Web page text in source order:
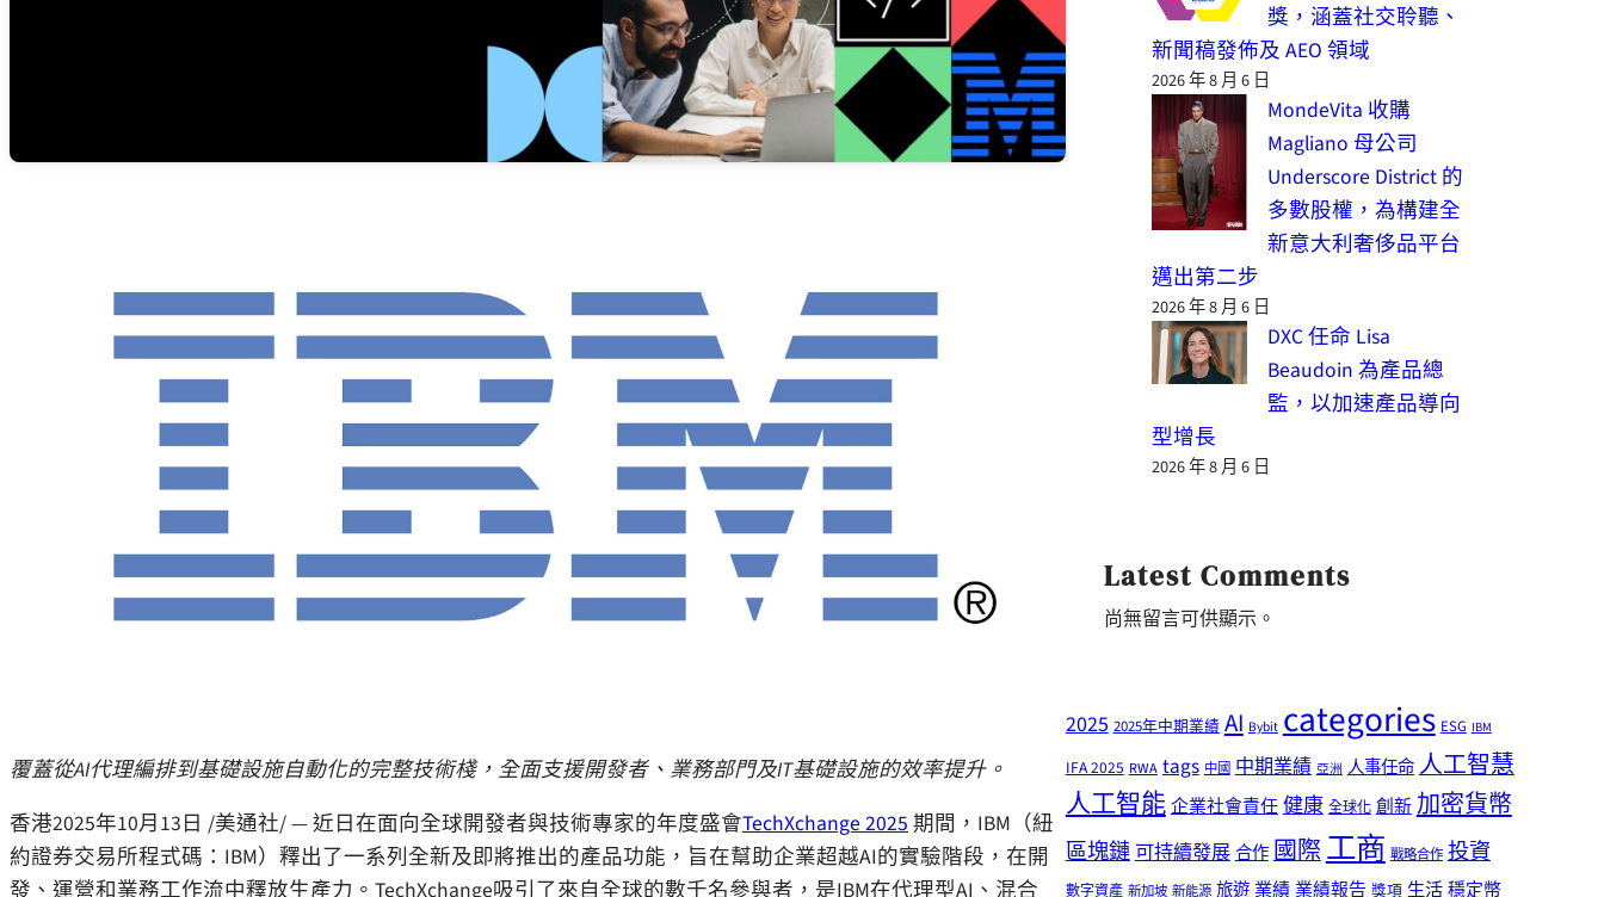
覆蓋從AI代理編排到基礎設施自動化的完整技術棧，全面支援開發者、業務部門及IT基礎設施的效率提升。
香港2025年10月13日 /美通社/ — 近日在面向全球開發者與技術專家的年度盛會TechXchange 2025期間，IBM（紐
約證券交易所程式碼：IBM）釋出了一系列全新及即將推出的產品功能，旨在幫助企業超越AI的實驗階段，在開
發、運營和業務工作流中釋放生產力。TechXchange吸引了來自全球的數千名參與者，是IBM在代理型AI、混合
獎，涵蓋社交聆聽、
新聞稿發佈及 AEO 領域
2026 年 8 月 6 日
MondeVita 收購
Magliano 母公司
Underscore District 的
多數股權，為構建全
新意大利奢侈品平台
邁出第二步
2026 年 8 月 6 日
DXC 任命 Lisa
Beaudoin 為產品總
監，以加速產品導向
型增長
2026 年 8 月 6 日
Latest Comments
尚無留言可供顯示。
2025 2025年中期業績 AI Bybit categories ESG IBM
IFA 2025 RWA tags 中國 中期業績 亞洲 人事任命人工智慧
人工智能企業社會責任健康 全球化 創新 加密貨幣
區塊鏈可持續發展合作國際工商 戰略合作 投資
數字資產 新加坡 新能源 旅遊 業績 業績報告 獎項 生活 穩定幣